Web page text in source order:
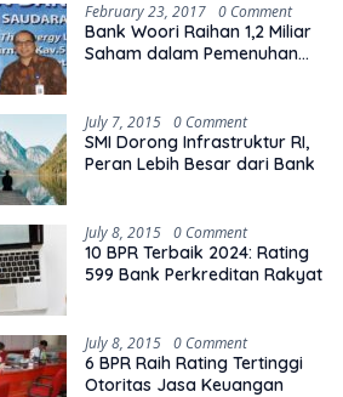
February 23, 2017 0 Comment
Bank Woori Raihan 1,2 Miliar
Saham dalam Pemenuhan
July 7, 2015 0 Comment
SMI Dorong Infrastruktur RI,
Peran Lebih Besar dari Bank
July 8, 2015 0 Comment
10 BPR Terbaik 2024: Rating
599 Bank Perkreditan Rakyat
July 8, 2015 0 Comment
6 BPR Raih Rating Tertinggi
Otoritas Jasa Keuangan